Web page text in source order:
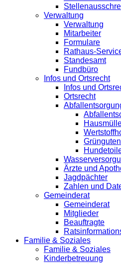
Verwaltung
Verwaltung
Mitarbeiter
Formulare
Rathaus-
Standesamt
Fundbüro
Infos und Ortsrecht
Infos und
Ortsrecht
Ärzte und
Jagdpächter
Zahlen und
Gemeinderat
Gemeinderat
Mitglieder
Beauftragte
Familie & Soziales
Familie & Soziales
Kinderbetreuung